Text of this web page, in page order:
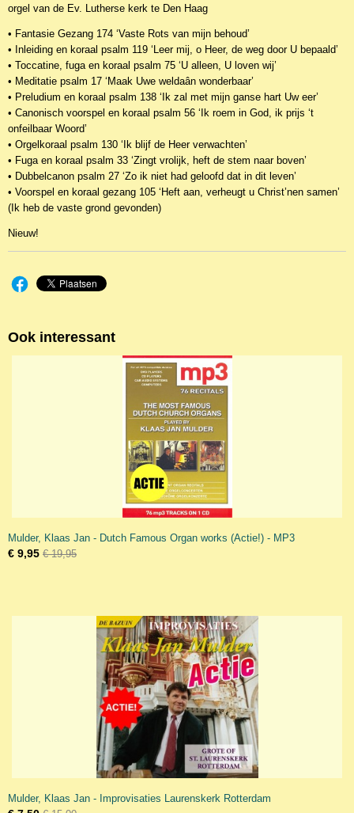
orgel van de Ev. Lutherse kerk te Den Haag
• Fantasie Gezang 174 ‘Vaste Rots van mijn behoud’
• Inleiding en koraal psalm 119 ‘Leer mij, o Heer, de weg door U bepaald’
• Toccatine, fuga en koraal psalm 75 ‘U alleen, U loven wij’
• Meditatie psalm 17 ‘Maak Uwe weldaân wonderbaar’
• Preludium en koraal psalm 138 ‘Ik zal met mijn ganse hart Uw eer’
• Canonisch voorspel en koraal psalm 56 ‘Ik roem in God, ik prijs ‘t
onfeilbaar Woord’
• Orgelkoraal psalm 130 ‘Ik blijf de Heer verwachten’
• Fuga en koraal psalm 33 ‘Zingt vrolijk, heft de stem naar boven’
• Dubbelcanon psalm 27 ‘Zo ik niet had geloofd dat in dit leven’
• Voorspel en koraal gezang 105 ‘Heft aan, verheugt u Christ’nen samen’
(Ik heb de vaste grond gevonden)
Nieuw!
Ook interessant
Mulder, Klaas Jan - Dutch Famous Organ works (Actie!) - MP3
€ 9,95 € 19,95
Mulder, Klaas Jan - Improvisaties Laurenskerk Rotterdam